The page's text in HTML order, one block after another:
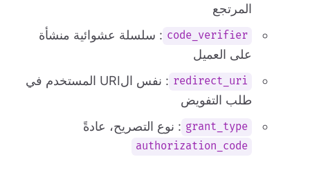
المرتجع
code_verifier : سلسلة عشوائية منشأة
على العميل
redirect_uri
: نفس الURI المستخدم في
طلب التفويض
grant_type : نوع التصريح، عادةً
authorization_code